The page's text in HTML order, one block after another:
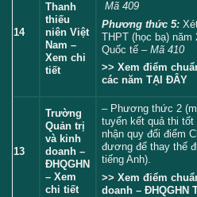
14
Thanh
thiếu
niên Việt
Nam –
Xem chi
tiết
Mã 409
Phương thức 5:
THPT (học bạ)
Quốc tế– Mã 410
>> Xem điểm
các nămTẠI ĐÂY
13
Trường
Quản trị
và kinh
doanh –
ĐHQGHN
– Xem
chi tiết
– Phương thức 2
tuyển kết quả thi tốt
nhận quy đổi điểm
đương để thay thế
tiếng Anh).
>> Xem điểm
doanh – ĐHQGHN